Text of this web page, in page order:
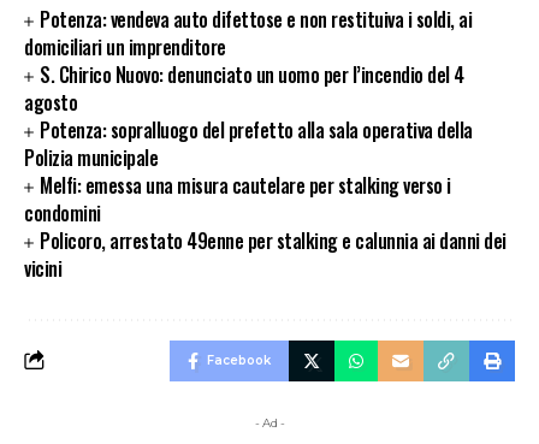
Potenza: vendeva auto difettose e non restituiva i soldi, ai
domiciliari un imprenditore
S. Chirico Nuovo: denunciato un uomo per l’incendio del 4
agosto
Potenza: sopralluogo del prefetto alla sala operativa della
Polizia municipale
Melfi: emessa una misura cautelare per stalking verso i
condomini
Policoro, arrestato 49enne per stalking e calunnia ai danni dei
vicini
Facebook
- Ad -